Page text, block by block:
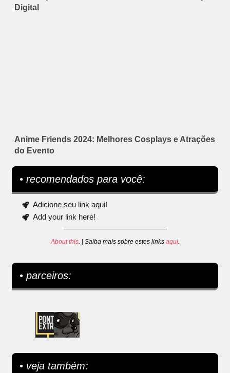
Digital
Anime Friends 2024: Melhores Cosplays e Atrações
do Evento
• recomendados para você:
Adicione seu link aqui!
Add your link here!
About this. | Saiba mais sobre estes links aqui.
• parceiros:
• veja também: